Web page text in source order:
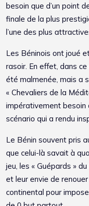
besoin que d’un point
finale de la plus
l’une des plus
Les Béninois ont joué
rasoir. En effet, dans ce
été malmenée, mais a
« Chevaliers de la
impérativement besoin
scénario qui a rendu
Le Bénin souvent pris
que celui-là savait à
jeu, les « Guépards »
et leur envie de
continental pour